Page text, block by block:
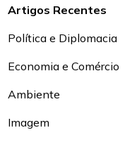
Artigos Recentes
Política e Diplomacia
Economia e Comércio
Ambiente
Imagem